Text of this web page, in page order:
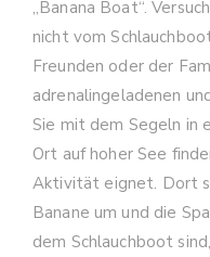
„Banana Boat“.
nicht vom
Freunden oder der
adrenalingeladenen
Sie mit dem Segeln in
Ort auf hoher See
Aktivität eignet. Dort
Banane um und die
dem Schlauchboot